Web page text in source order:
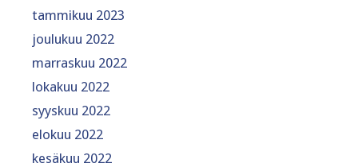
tammikuu 2023
joulukuu 2022
marraskuu 2022
lokakuu 2022
syyskuu 2022
elokuu 2022
kesäkuu 2022